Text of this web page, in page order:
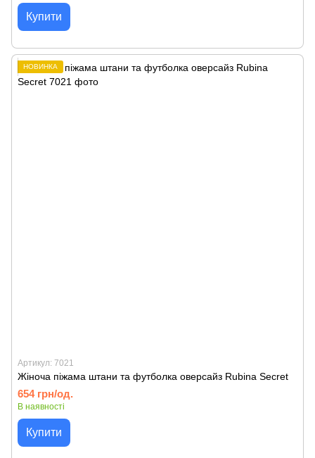
Купити
НОВИНКА
Артикул: 7021
Жіноча піжама штани та футболка оверсайз Rubina Secret
654 грн/од.
В наявності
Купити